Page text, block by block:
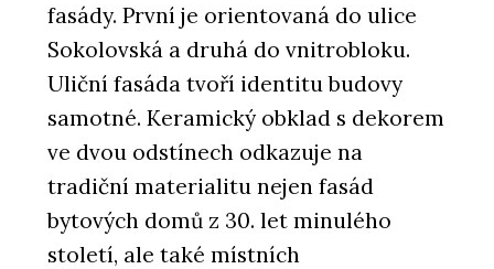
fasády. První je orientovaná do ulice
Sokolovská a druhá do vnitrobloku.
Uliční fasáda tvoří identitu budovy
samotné. Keramický obklad s dekorem
ve dvou odstínech odkazuje na
tradiční materialitu nejen fasád
bytových domů z 30. let minulého
století, ale také místních